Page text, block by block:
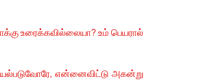
உரைக்கவில்லையா? உம் பெயரால்
என்னைவிட்டு அகன்று